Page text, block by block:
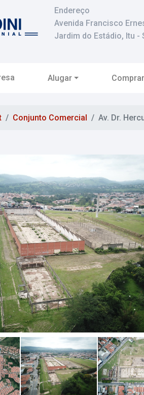
Endereço
Avenida Francisco
Jardim do Estádio, Itu -
Alugar Comprar
Conjunto Comercial Av. Dr.